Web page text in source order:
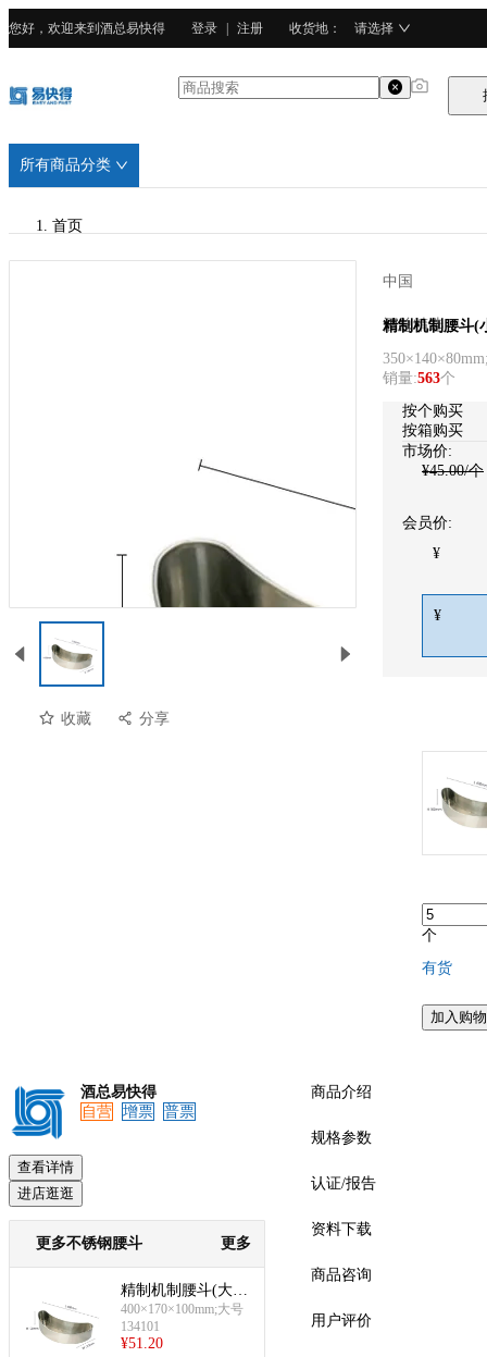
您好，欢迎来到酒总易快得 登录 注册 收货地 ： 请选择
所有商品分类
首页
收藏 分享
中国
酒总精选
精制机制腰斗(
销量:563个
按个购买
按箱购买
市场价:
¥45.00/个
会员价:
¥
¥
个
有货
加入购
酒总易快得
自营
增票 普票
查看详情
进店逛逛
更多不锈钢腰斗 更多
精制机制腰斗(大
号)
400×170×100mm;大号
134101
¥51.20
商品介绍
规格参数
认证/报告
资料下载
商品咨询
用户评价